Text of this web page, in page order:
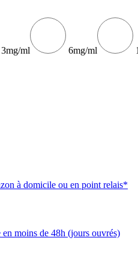
3mg/ml 6mg/ml
à domicile ou en point relais*
moins de 48h (jours ouvrés)